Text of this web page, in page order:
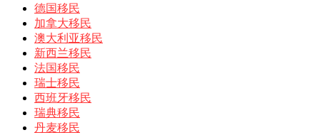
德国移民
加拿大移民
澳大利亚移民
新西兰移民
法国移民
瑞士移民
西班牙移民
瑞典移民
丹麦移民